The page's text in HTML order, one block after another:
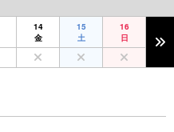
14
金
15
土
16
日